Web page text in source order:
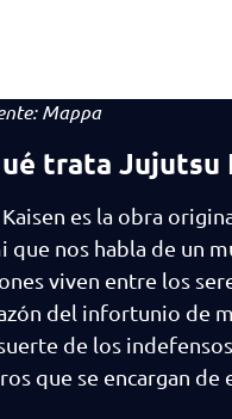
Mappa
trata Jujutsu
es la obra
que nos habla de un
viven entre los
del infortunio de
de los
que se encargan de